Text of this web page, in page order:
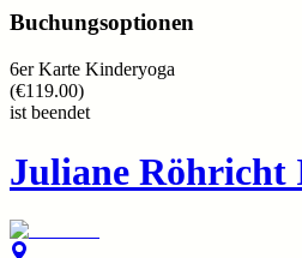
Buchungsoptionen
6er Karte Kinderyoga
(€119.00)
ist beendet
Juliane Röhricht